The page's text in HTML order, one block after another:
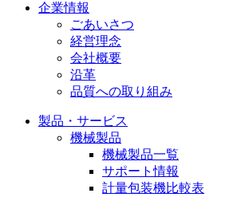
企業情報
ごあいさつ
経営理念
会社概要
沿革
品質への取り組み
製品・サービス
機械製品
機械製品一覧
サポート情報
計量包装機比較表